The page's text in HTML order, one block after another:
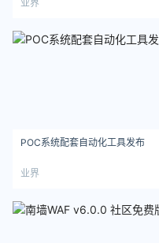
业界
POC系统配套自动化工具发布
业界